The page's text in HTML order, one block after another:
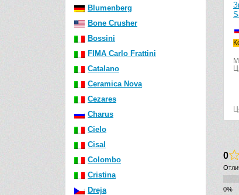
Blumenberg
Bone Crusher
Bossini
FIMA Carlo Frattini
Catalano
Ceramica Nova
Cezares
Charus
Cielo
Cisal
Colombo
Cristina
Dreja
0